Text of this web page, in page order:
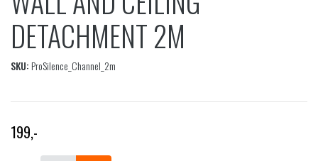
DETACHMENT 2M
SKU: ProSilence_Channel_2m
199,-